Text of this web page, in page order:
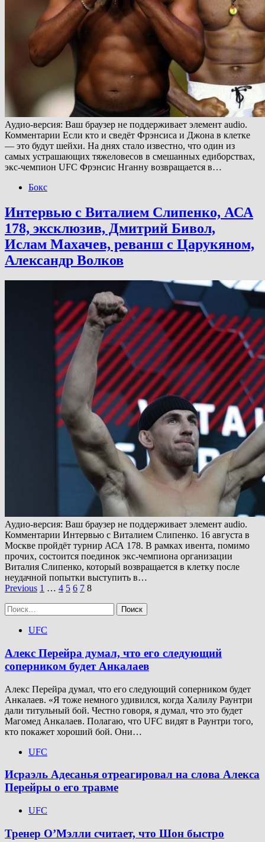
Аудио-версия: Ваш браузер не поддерживает элемент audio.
Комментарии Если кто и сведёт Фрэнсиса и Джона в клетке
— это будут шейхи. На днях стало известно, что один из
самых устрашающих тяжеловесов в смешанных едиборствах,
экс-чемпион UFC Фрэнсис Нганну возвращается в…
Бокс
Интервью с Виталием Слипенко, АСА
178, эксклюзив, Дмитрий Бивол,
Ислам Махачев, реванш с Царукяном,
Александр Волков
Аудио-версия: Ваш браузер не поддерживает элемент audio.
Комментарии Интервью с Виталием Слипенко. 16 августа в
Москве пройдёт турнир АСА 178. В рамках ивента, помимо
прочих, состоится поединок экс-чемпиона организации
Виталия Слипенко, который возвращается в клетку после
неудачной попытки выступить в…
Пагинация
записей
Previous 1 … 4 5 6 7 8
Найти:
UFC
Алекс Перейра думал, что его следующий
соперником будет Анкалаев
Алекс Перейра думал, что его следующий соперником будет
Анкалаев. «Я тоже немного удивился, когда Халилу Раунтри
дали титульный бой. Честно говоря, я думал, что это будет
Магомед Анкалаев. Полагаю, что UFC видят в Раунтри того,
кто покажет хороший бой. Они…
UFC
Исраэль Адесанья отреагировал на слова Алекса
Перейры о его травме
UFC
Тренер О’Мэлли считает, что Шон быстро